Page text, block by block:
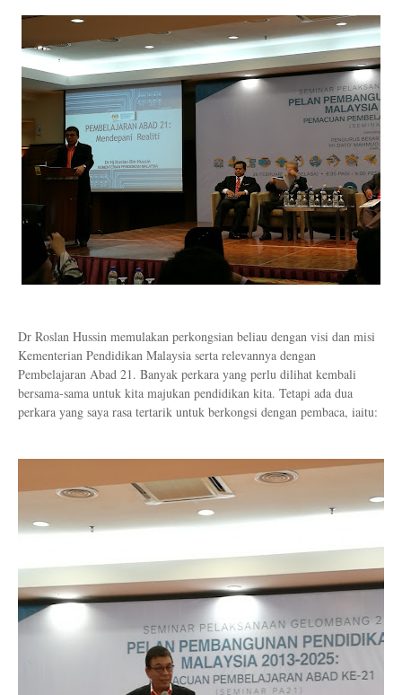
Dr Roslan Hussin memulakan perkongsian beliau dengan visi dan misi
Kementerian Pendidikan Malaysia serta relevannya dengan
Pembelajaran Abad 21. Banyak perkara yang perlu dilihat kembali
bersama-sama untuk kita majukan pendidikan kita. Tetapi ada dua
perkara yang saya rasa tertarik untuk berkongsi dengan pembaca, iaitu: